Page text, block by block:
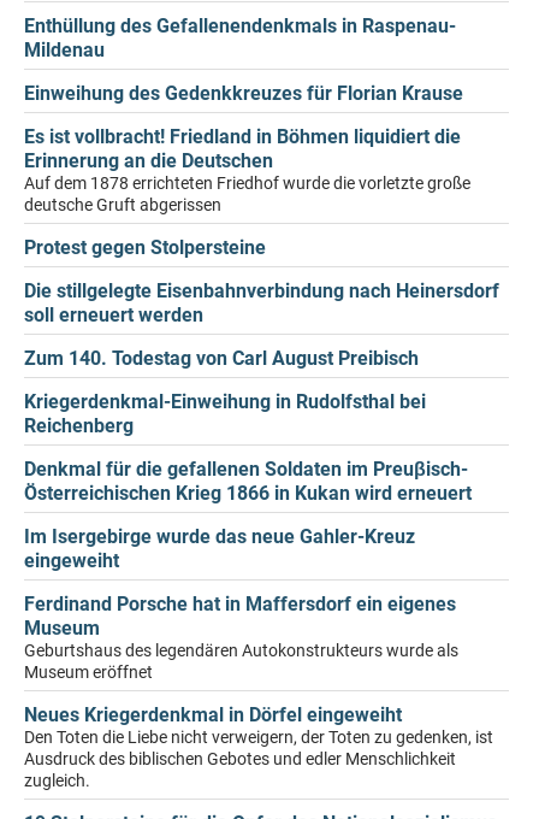
Enthüllung des Gefallenendenkmals in Raspenau-
Mildenau
Einweihung des Gedenkkreuzes für Florian Krause
Es ist vollbracht! Friedland in Böhmen liquidiert die
Erinnerung an die Deutschen
Auf dem 1878 errichteten Friedhof wurde die vorletzte große
deutsche Gruft abgerissen
Protest gegen Stolpersteine
Die stillgelegte Eisenbahnverbindung nach Heinersdorf
soll erneuert werden
Zum 140. Todestag von Carl August Preibisch
Kriegerdenkmal-Einweihung in Rudolfsthal bei
Reichenberg
Denkmal für die gefallenen Soldaten im Preuβisch-
Österreichischen Krieg 1866 in Kukan wird erneuert
Im Isergebirge wurde das neue Gahler-Kreuz
eingeweiht
Ferdinand Porsche hat in Maffersdorf ein eigenes
Museum
Geburtshaus des legendären Autokonstrukteurs wurde als
Museum eröffnet
Neues Kriegerdenkmal in Dörfel eingeweiht
Den Toten die Liebe nicht verweigern, der Toten zu gedenken, ist
Ausdruck des biblischen Gebotes und edler Menschlichkeit
zugleich.